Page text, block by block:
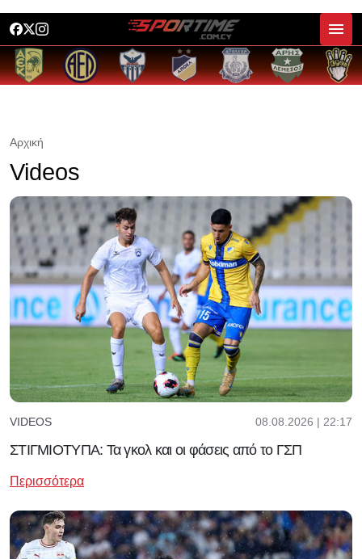
Αρχική
Videos
VIDEOS 08.08.2026 | 22:17
ΣΤΙΓΜΙΟΤΥΠΑ: Τα γκολ και οι φάσεις από το ΓΣΠ
Περισσότερα